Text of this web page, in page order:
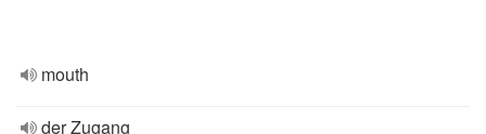
mouth
der Zugang